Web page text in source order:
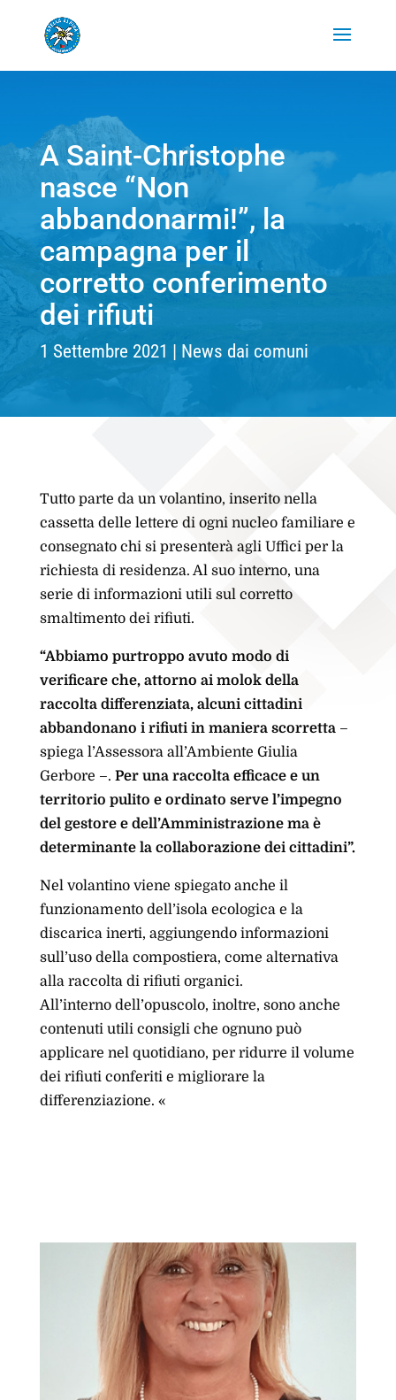
A Saint-Christophe
nasce “Non
abbandonarmi!”, la
campagna per il
corretto conferimento
dei rifiuti
1 Settembre 2021 News dai comuni
Tutto parte da un volantino, inserito nella
cassetta delle lettere di ogni nucleo familiare e
consegnato chi si presenterà agli Uffici per la
richiesta di residenza. Al suo interno, una
serie di informazioni utili sul corretto
smaltimento dei rifiuti.
“Abbiamo purtroppo avuto modo di
verificare che, attorno ai molok della
raccolta differenziata, alcuni cittadini
abbandonano i rifiuti in maniera scorretta–
spiega l’Assessora all’Ambiente Giulia
Gerbore –. Per una raccolta efficace e un
territorio pulito e ordinato serve l’impegno
del gestore e dell’Amministrazione ma è
determinante la collaborazione dei cittadini”.
Nel volantino viene spiegato anche il
funzionamento dell’isola ecologica e la
discarica inerti, aggiungendo informazioni
sull’uso della compostiera, come alternativa
alla raccolta di rifiuti organici.
All’interno dell’opuscolo, inoltre, sono anche
contenuti utili consigli che ognuno può
applicare nel quotidiano, per ridurre il volume
dei rifiuti conferiti e migliorare la
differenziazione. «